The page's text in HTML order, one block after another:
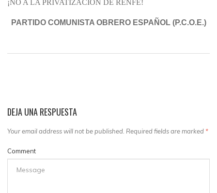
¡NO A LA PRIVATIZACIÓN DE RENFE!
PARTIDO COMUNISTA OBRERO ESPAÑOL (P.C.O.E.)
DEJA UNA RESPUESTA
Your email address will not be published. Required fields are marked *
Comment